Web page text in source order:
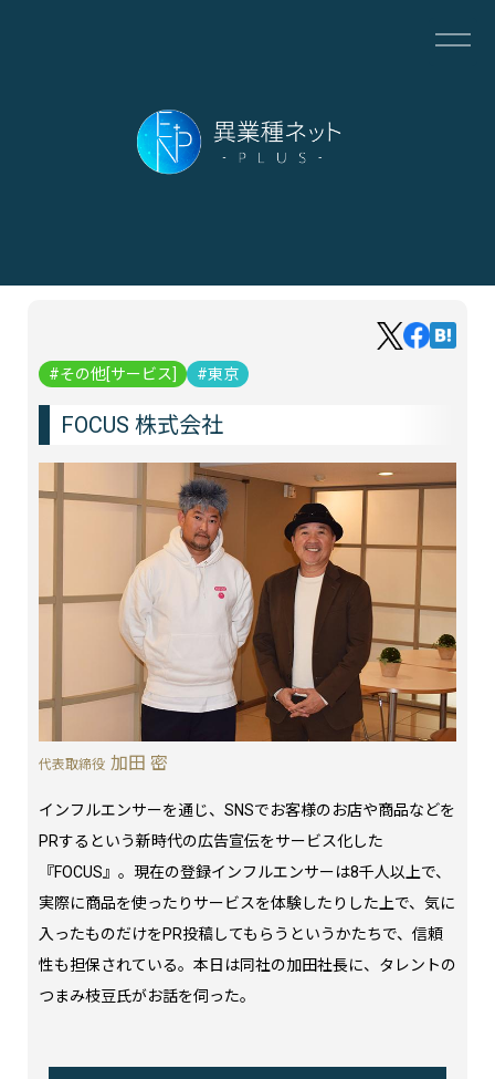
その他[サービス] 東京
FOCUS 株式会社
代表取締役 加田 密
インフルエンサーを通じ、SNSでお客様のお店や商品などを
PRするという新時代の広告宣伝をサービス化した
『FOCUS』。現在の登録インフルエンサーは8千人以上で、
実際に商品を使ったりサービスを体験したりした上で、気に
入ったものだけをPR投稿してもらうというかたちで、信頼
性も担保されている。本日は同社の加田社長に、タレントの
つまみ枝豆氏がお話を伺った。